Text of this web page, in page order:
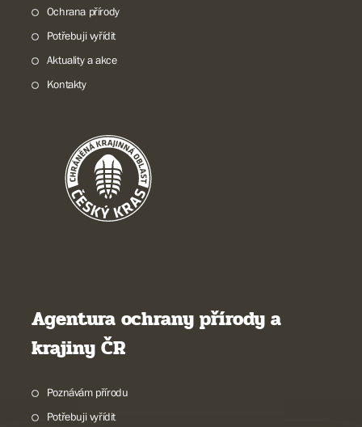
Ochrana přírody
Potřebuji vyřídit
Aktuality a akce
Kontakty
Agentura ochrany přírody a
krajiny ČR
Poznávám přírodu
Potřebuji vyřídit